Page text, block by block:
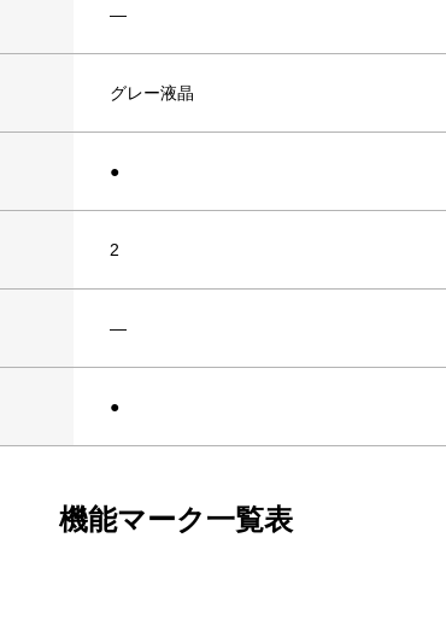
―
グレー液晶
●
2
―
●
機能マーク一覧表